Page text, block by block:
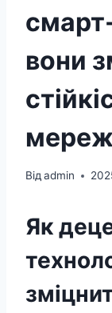
вони
мереж
Від admin
Як